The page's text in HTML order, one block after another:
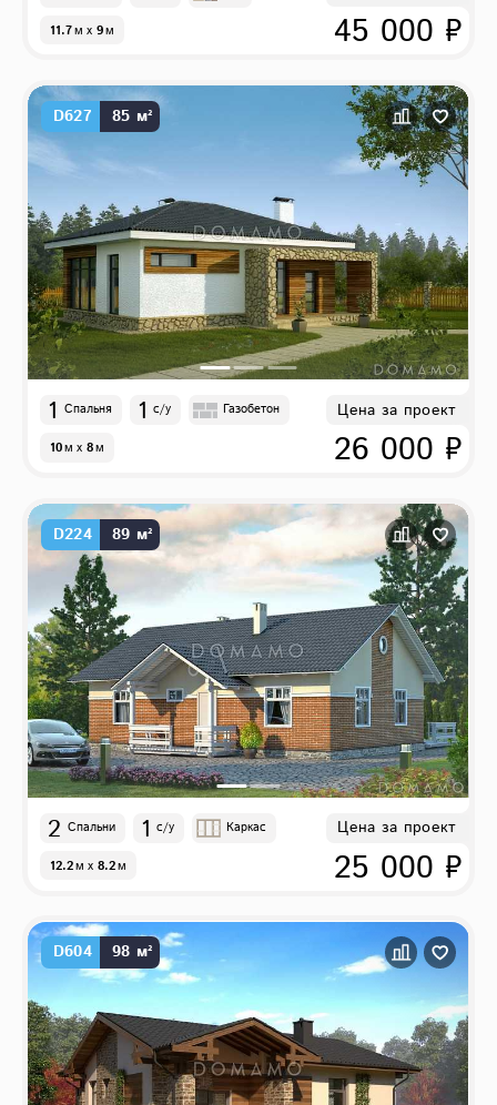
11.7м x 9м 45 000 ₽
D627 85 м²
1 Спальня 1 с/у Газобетон
10м x 8м
Цена за проект
26 000 ₽
D224 89 м²
2 Спальни 1 с/у Каркас
12.2м x 8.2м
Цена за проект
25 000 ₽
D604 98 м²